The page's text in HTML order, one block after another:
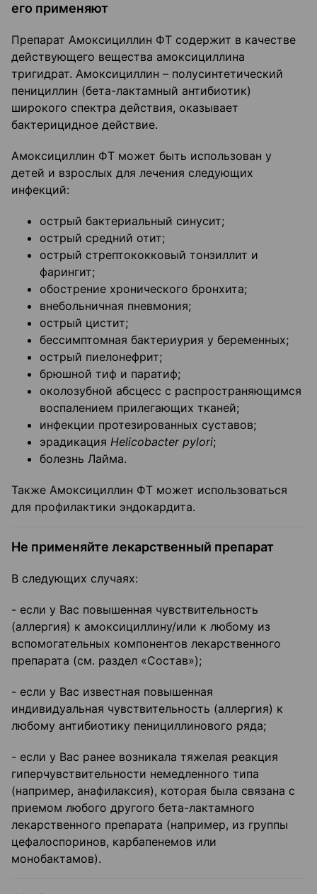
его применяют
Препарат Амоксициллин ФТ содержит в качестве
действующего вещества амоксициллина
тригидрат. Амоксициллин – полусинтетический
пенициллин (бета-лактамный антибиотик)
широкого спектра действия, оказывает
бактерицидное действие.
Амоксициллин ФТ может быть использован у
детей и взрослых для лечения следующих
инфекций:
острый бактериальный синусит;
острый средний отит;
острый стрептококковый тонзиллит и
фарингит;
обострение хронического бронхита;
внебольничная пневмония;
острый цистит;
бессимптомная бактериурия у беременных;
острый пиелонефрит;
брюшной тиф и паратиф;
околозубной абсцесс с распространяющимся
воспалением прилегающих тканей;
инфекции протезированных суставов;
эрадикация Helicobacter pylori;
болезнь Лайма.
Также Амоксициллин ФТ может использоваться
для профилактики эндокардита.
Не применяйте лекарственный препарат
В следующих случаях:
- если у Вас повышенная чувствительность
(аллергия) к амоксициллину/или к любому из
вспомогательных компонентов лекарственного
препарата (см. раздел «Состав»);
- если у Вас известная повышенная
индивидуальная чувствительность (аллергия) к
любому антибиотику пенициллинового ряда;
- если у Вас ранее возникала тяжелая реакция
гиперчувствительности немедленного типа
(например, анафилаксия), которая была связана с
приемом любого другого бета-лактамного
лекарственного препарата (например, из группы
цефалоспоринов, карбапенемов или
монобактамов).